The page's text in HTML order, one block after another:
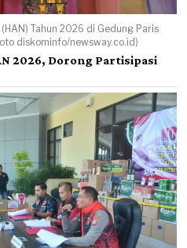
Tahun 2026 di Gedung Paris
diskominfo/newsway.co.id)
2026, Dorong Partisipasi